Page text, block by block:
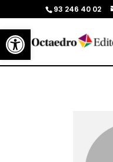
Abrir barra de herramientas
93 246 40 02